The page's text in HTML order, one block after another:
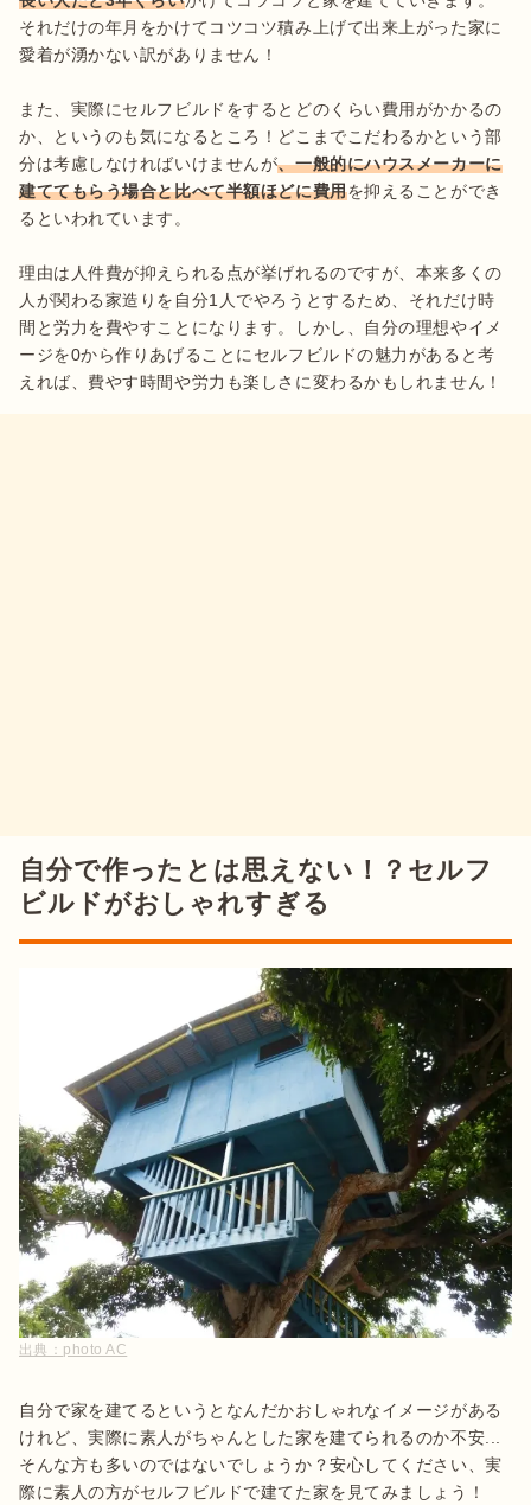
それだけの年月をかけてコツコツ積み上げて出来上がった家に
愛着が湧かない訳がありません！
また、実際にセルフビルドをするとどのくらい費用がかかるの
か、というのも気になるところ！どこまでこだわるかという部
分は考慮しなければいけませんが、一般的にハウスメーカーに
建ててもらう場合と比べて半額ほどに費用を抑えることができ
るといわれています。
理由は人件費が抑えられる点が挙げれるのですが、本来多くの
人が関わる家造りを自分1人でやろうとするため、それだけ時
間と労力を費やすことになります。しかし、自分の理想やイメ
ージを0から作りあげることにセルフビルドの魅力があると考
えれば、費やす時間や労力も楽しさに変わるかもしれません！
自分で作ったとは思えない！？セルフ
ビルドがおしゃれすぎる
出典： photo AC
自分で家を建てるというとなんだかおしゃれなイメージがある
けれど、実際に素人がちゃんとした家を建てられるのか不安...
そんな方も多いのではないでしょうか？安心してください、実
際に素人の方がセルフビルドで建てた家を見てみましょう！